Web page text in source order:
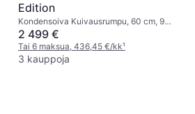
Edition
Kondensoiva Kuivausrumpu, 60 cm, 9
kg
2 499 €
Tai 6 maksua, 436,45 €/kk¹
3 kauppoja